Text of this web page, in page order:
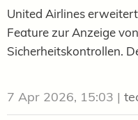
United Airlines
Feature zur Anzeige
Sicherheitskontrollen.
7 Apr 2026, 15:03 |